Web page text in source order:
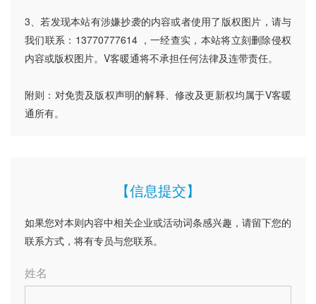
3、若发现本站有涉嫌抄袭的内容或者使用了版权图片，请与
我们联系：13770777614 ，一经查实，本站将立刻删除侵权
内容或版权图片。V客暖通将不承担任何法律及连带责任。
附则：对免责及版权声明的解释、修改及更新权均属于V客暖
通所有。